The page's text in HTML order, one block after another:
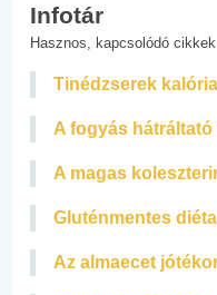
Infotár
Hasznos, kapcsolódó cikkek
Tinédzserek
A fogyás hátráltató
A magas
Gluténmentes
Az almaecet